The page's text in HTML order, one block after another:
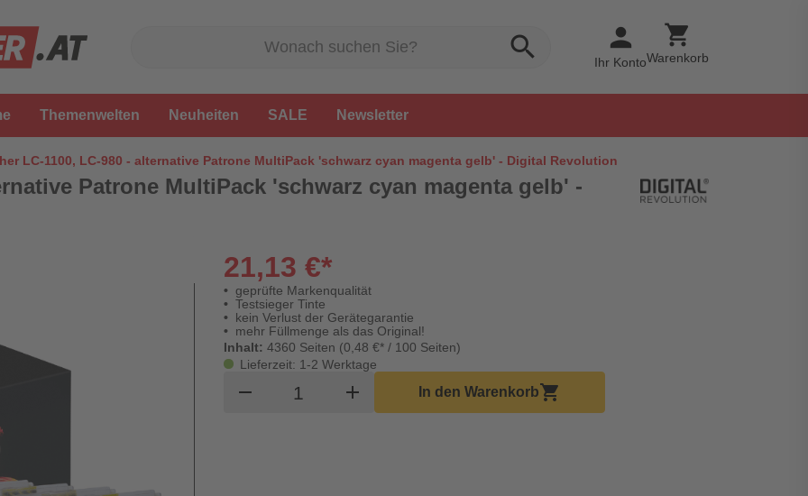
search person
Ihr Konto
shopping_cart
Warenkorb
Themenwelten Neuheiten SALE Newsletter
LC-1100, LC-980 - alternative Patrone MultiPack 'schwarz cyan magenta gelb' - Digital Revolution
Patrone MultiPack 'schwarz cyan magenta gelb' -
21,13 €*
geprüfte Markenqualität
Testsieger Tinte
kein Verlust der Gerätegarantie
mehr Füllmenge als das Original!
Inhalt: 4360 Seiten (0,48 €* / 100 Seiten)
Lieferzeit: 1-2 Werktage
remove Produkt Warenkorb Menge
add In den Warenkorbshopping_cart